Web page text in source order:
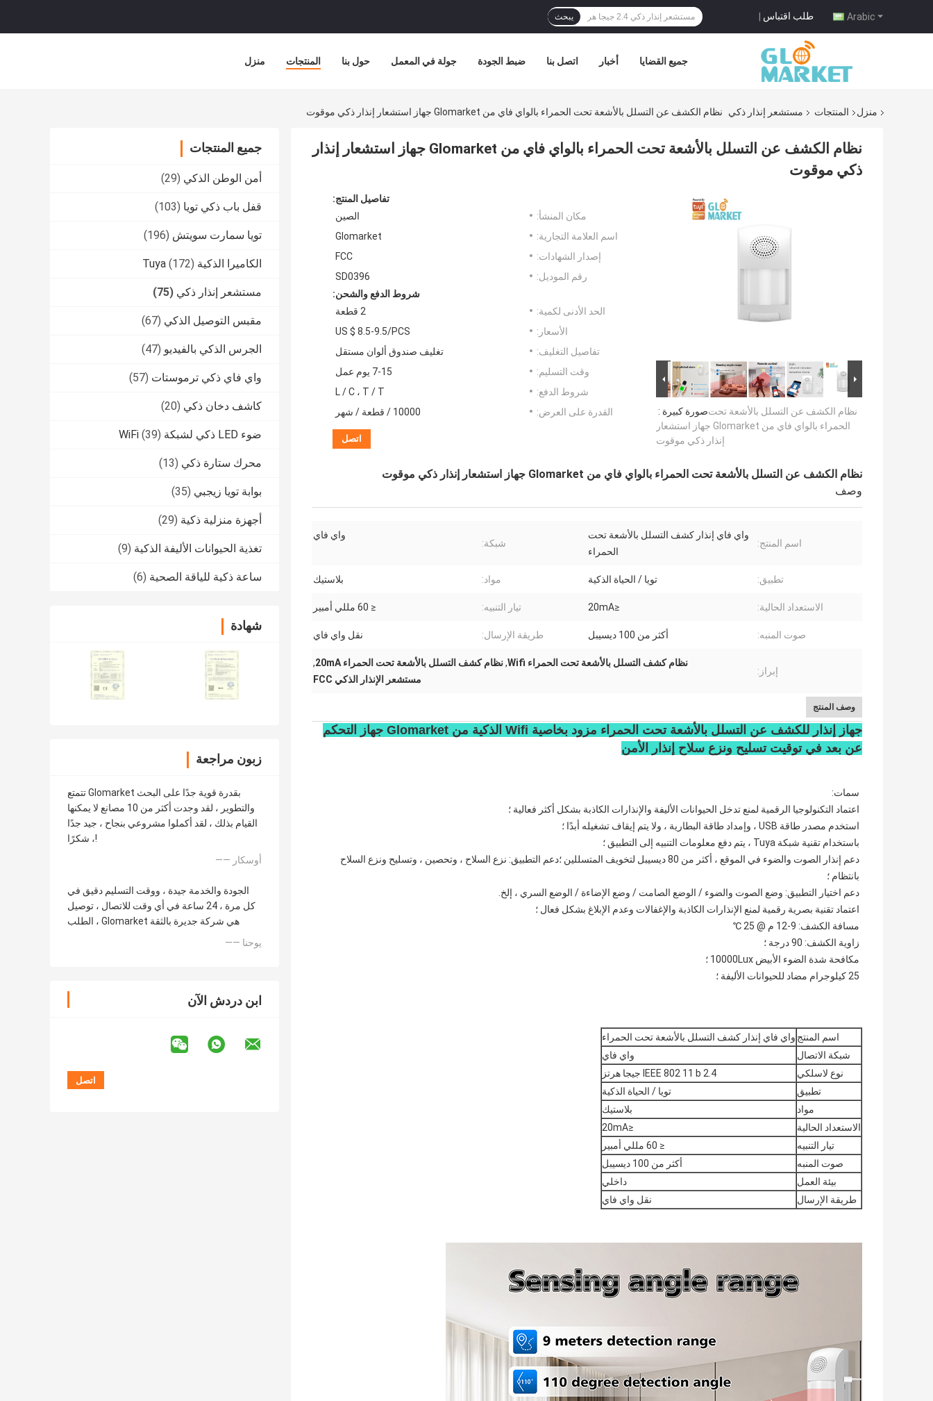
Arabic طلب اقتباس | يبحث
منزل المنتجات حول بنا جولة في المعمل ضبط الجودة اتصل بنا أخبار جميع القضايا
منزل المنتجات مستشعر إنذار ذكي نظام الكشف عن التسلل بالأشعة تحت الحمراء بالواي فاي من Glomarket جهاز استشعار إنذار ذكي موقوت
جميع المنتجات
أمن الوطن الذكي (29)
قفل باب ذكي تويا (103)
تويا سمارت سويتش (196)
الكاميرا الذكية Tuya (172)
مستشعر إنذار ذكي (75)
مقبس التوصيل الذكي (67)
الجرس الذكي بالفيديو (47)
واي فاي ذكي ترموستات (57)
كاشف دخان ذكي (20)
ضوء LED ذكي لشبكة WiFi (39)
محرك ستارة ذكي (13)
بوابة تويا زيجبي (35)
أجهزة منزلية ذكية (29)
تغذية الحيوانات الأليفة الذكية (9)
ساعة ذكية للياقة الصحية (6)
شهادة
زبون مراجعة
تتمتع Glomarket بقدرة قوية جدًا على البحث
والتطوير ، لقد وجدت أكثر من 10 مصانع لا يمكنها
القيام بذلك ، لقد أكملوا مشروعي بنجاح ، جيد جدًا
، شكرًا!
—— أوسكار
الجودة والخدمة جيدة ، ووقت التسليم دقيق في
كل مرة ، 24 ساعة في أي وقت للاتصال ، توصيل
الطلب ، Glomarket هي شركة جديرة بالثقة
—— يوحنا
ابن دردش الآن
نظام الكشف عن التسلل بالأشعة تحت الحمراء بالواي فاي من Glomarket جهاز استشعار إنذار
ذكي موقوت
صورة كبيرة :نظام الكشف عن التسلل بالأشعة تحت
الحمراء بالواي فاي من Glomarket جهاز استشعار
إنذار ذكي موقوت
تفاصيل المنتج:
مكان المنشأ:
الصين
اسم العلامة التجارية:
Glomarket
إصدار الشهادات:
FCC
رقم الموديل:
SD0396
شروط الدفع والشحن:
الحد الأدنى لكمية:
2 قطعة
الأسعار:
US $ 8.5-9.5/PCS
تفاصيل التغليف:
تغليف صندوق ألوان مستقل
وقت التسليم:
7-15 يوم عمل
شروط الدفع:
L / C ، T / T
القدرة على العرض:
10000 / قطعة / شهر
اتصل
نظام الكشف عن التسلل بالأشعة تحت الحمراء بالواي فاي من Glomarket جهاز استشعار إنذار ذكي موقوت
وصف
اسم المنتج:
واي فاي إنذار كشف التسلل بالأشعة تحت
الحمراء
شبكة:
واي فاي
تطبيق: تويا / الحياة الذكية مواد: بلاستيك
الاستعداد الحالية: ≤20mA تيار التنبيه: ≤ 60 مللي أمبير
صوت المنبه: أكثر من 100 ديسيبل طريقة الإرسال: نقل واي فاي
إبراز:
نظام كشف التسلل بالأشعة تحت الحمراء Wifi ,نظام كشف التسلل بالأشعة تحت الحمراء 20mA
,
مستشعر الإنذار الذكي FCC
وصف المنتج
جهاز إنذار للكشف عن التسلل بالأشعة تحت الحمراء مزود بخاصية Wifi الذكية من Glomarket جهاز التحكم
عن بعد في توقيت تسليح ونزع سلاح إنذار الأمن
سمات:
اعتماد التكنولوجيا الرقمية لمنع تدخل الحيوانات الأليفة والإنذارات الكاذبة بشكل أكثر فعالية ؛
استخدم مصدر طاقة USB ، وإمداد طاقة البطارية ، ولا يتم إيقاف تشغيله أبدًا ؛
باستخدام تقنية شبكة Tuya ، يتم دفع معلومات التنبيه إلى التطبيق ؛
بانتظام ؛
دعم اختيار التطبيق: وضع الصوت والضوء / الوضع الصامت / وضع الإضاءة / الوضع السري ، إلخ.
اعتماد تقنية بصرية رقمية لمنع الإنذارات الكاذبة والإغفالات وعدم الإبلاغ بشكل فعال ؛
مسافة الكشف: 9-12 م @ 25 ℃
زاوية الكشف: 90 درجة ؛
مكافحة شدة الضوء الأبيض 10000Lux ؛
25 كيلوجرام مضاد للحيوانات الأليفة ؛
اسم المنتج واي فاي إنذار كشف التسلل بالأشعة تحت الحمراء
شبكة الاتصال
واي فاي
نوع لاسلكي
IEEE 802 11 b 2.4 جيجا هرتز
تطبيق
تويا / الحياة الذكية
مواد
بلاستيك
الاستعداد الحالية
≤20mA
تيار التنبيه
≤ 60 مللي أمبير
صوت المنبه
أكثر من 100 ديسيبل
بيئة العمل
داخلي
طريقة الإرسال
نقل واي فاي